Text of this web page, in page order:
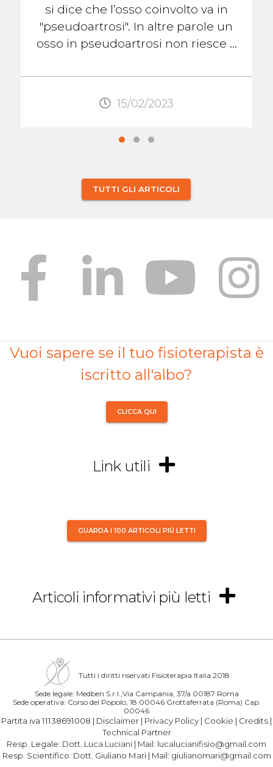
si dice che l’osso coinvolto va in
"pseudoartrosi". In altre parole un
osso in pseudoartrosi non riesce a
...
15/02/2023
TUTTI GLI ARTICOLI
Vuoi sapere se il tuo fisioterapista è
iscritto all'albo?
CLICCA QUI
Link utili
GUARDA I 100 ARTICOLI PIÙ LETTI
Articoli informativi più letti
Tutti i diritti riservati Fisioterapia Italia 2018
Sede legale: Medben S.r.l.,Via Campania, 37/a 00187 Roma
Sede operativa: Corso del Popolo, 18 00046 Grottaferrata (Roma) Cap.
00046
Partita iva 11138691008 | Disclaimer | Privacy Policy | Cookie | Credits |
Technical Partner
Resp. Legale: Dott. Luca Luciani | Mail: lucalucianifisio@gmail.com
Resp. Scientifico: Dott. Giuliano Mari| Mail: giulianomari@gmail.com